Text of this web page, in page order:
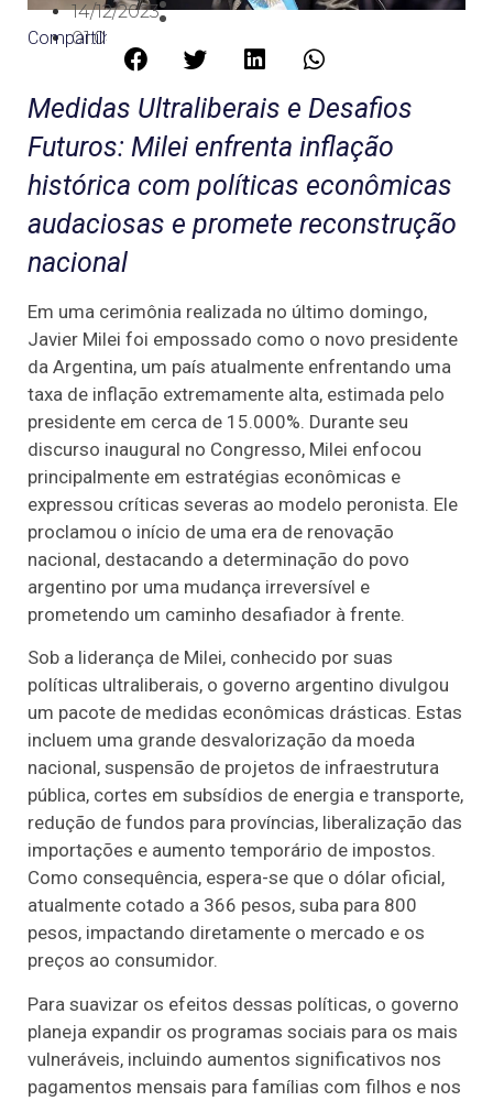
14/12/2023
01:04
Compartilhe:
Medidas Ultraliberais e Desafios
Futuros: Milei enfrenta inflação
histórica com políticas econômicas
audaciosas e promete reconstrução
nacional
Em uma cerimônia realizada no último domingo,
Javier Milei foi empossado como o novo presidente
da Argentina, um país atualmente enfrentando uma
taxa de inflação extremamente alta, estimada pelo
presidente em cerca de 15.000%. Durante seu
discurso inaugural no Congresso, Milei enfocou
principalmente em estratégias econômicas e
expressou críticas severas ao modelo peronista. Ele
proclamou o início de uma era de renovação
nacional, destacando a determinação do povo
argentino por uma mudança irreversível e
prometendo um caminho desafiador à frente.
Sob a liderança de Milei, conhecido por suas
políticas ultraliberais, o governo argentino divulgou
um pacote de medidas econômicas drásticas. Estas
incluem uma grande desvalorização da moeda
nacional, suspensão de projetos de infraestrutura
pública, cortes em subsídios de energia e transporte,
redução de fundos para províncias, liberalização das
importações e aumento temporário de impostos.
Como consequência, espera-se que o dólar oficial,
atualmente cotado a 366 pesos, suba para 800
pesos, impactando diretamente o mercado e os
preços ao consumidor.
Para suavizar os efeitos dessas políticas, o governo
planeja expandir os programas sociais para os mais
vulneráveis, incluindo aumentos significativos nos
pagamentos mensais para famílias com filhos e nos